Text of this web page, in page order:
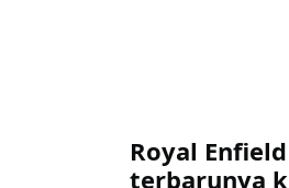
Royal
terbarunya